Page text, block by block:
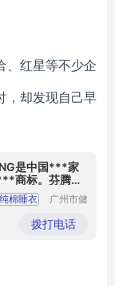
、红星等不少企
，却发现自己早
是中国***家
商标。芬腾品
纯棉睡衣
广州市健
限公司
拨打电话